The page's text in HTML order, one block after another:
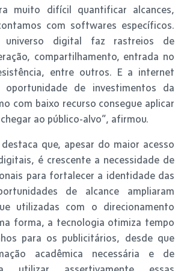
muito difícil quantificar alcances,
com softwares específicos.
digital faz rastreios de
compartilhamento, entrada no
entre outros. E a internet
oportunidade de investimentos da
com baixo recurso consegue aplicar
ao público-alvo”, afirmou.
que, apesar do maior acesso
é crescente a necessidade de
para fortalecer a identidade das
de alcance ampliaram
utilizadas com o direcionamento
forma, a tecnologia otimiza tempo
para os publicitários, desde que
acadêmica necessária e de